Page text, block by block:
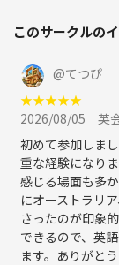
このサークルの
@てつぴ
★★★★★
2026/08/05
英会
初めて参加しま
重な経験になり
感じる場面も多
にオーストラリ
さったのが印象
できるので、英
ます。ありがと